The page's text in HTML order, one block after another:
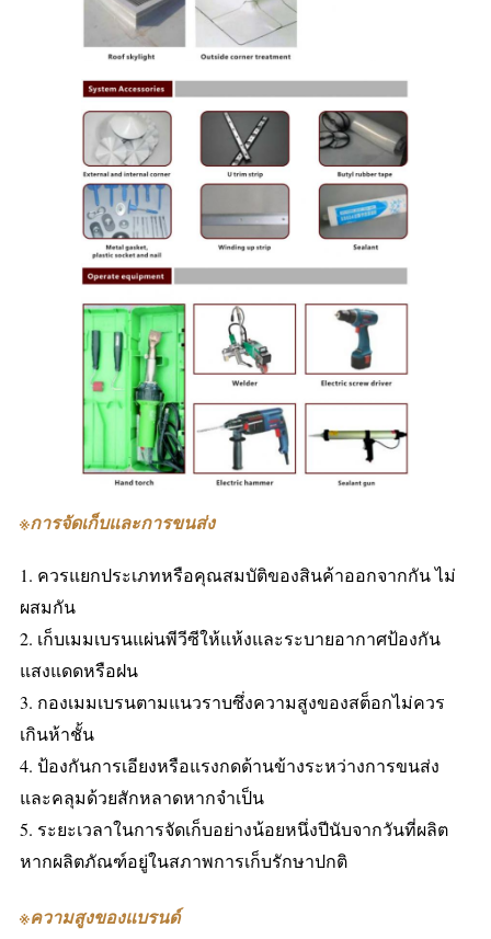
※การจัดเก็บและการขนส่ง
1. ควรแยกประเภทหรือคุณสมบัติของสินค้าออกจากกัน ไม่
ผสมกัน
2. เก็บเมมเบรนแผ่นพีวีซีให้แห้งและระบายอากาศป้องกัน
แสงแดดหรือฝน
3. กองเมมเบรนตามแนวราบซึ่งความสูงของสต็อกไม่ควร
เกินห้าชั้น
4. ป้องกันการเอียงหรือแรงกดด้านข้างระหว่างการขนส่ง
และคลุมด้วยสักหลาดหากจำเป็น
5. ระยะเวลาในการจัดเก็บอย่างน้อยหนึ่งปีนับจากวันที่ผลิต
หากผลิตภัณฑ์อยู่ในสภาพการเก็บรักษาปกติ
※ความสูงของแบรนด์